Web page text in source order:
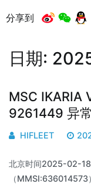
分享到
日期:
MSC IKARIA
9261449 异
HIFLEET
北京时间2025-02-
（